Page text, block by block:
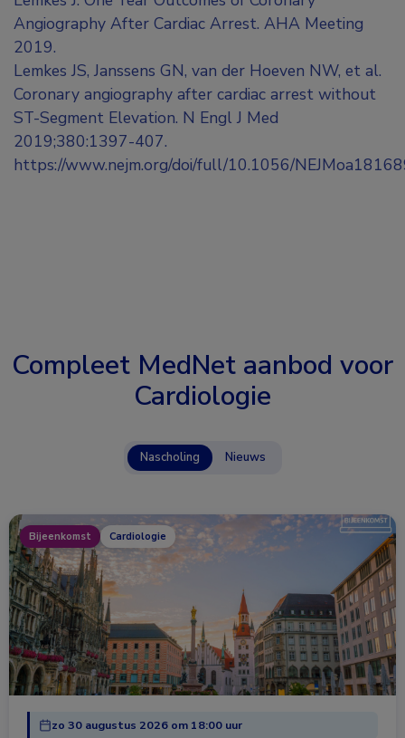
Angiography After Cardiac Arrest. AHA Meeting
2019.
Lemkes JS, Janssens GN, van der Hoeven NW, et al.
Coronary angiography after cardiac arrest without
ST-Segment Elevation. N Engl J Med
2019;380:1397-407.
https://www.nejm.org/doi/full/10.1056/
Compleet MedNet aanbod voor
Cardiologie
Nascholing Nieuws
Bijeenkomst Cardiologie
zo 30 augustus 2026 om 18:00 uur